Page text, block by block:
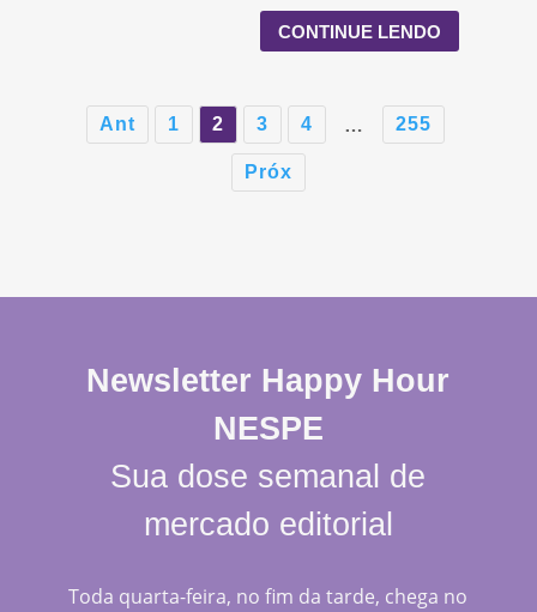
CONTINUE LENDO
Ant 1 2 3 4 … 255
Próx
Newsletter Happy Hour
NESPE
Sua dose semanal de
mercado editorial
Toda quarta-feira, no fim da tarde, chega no